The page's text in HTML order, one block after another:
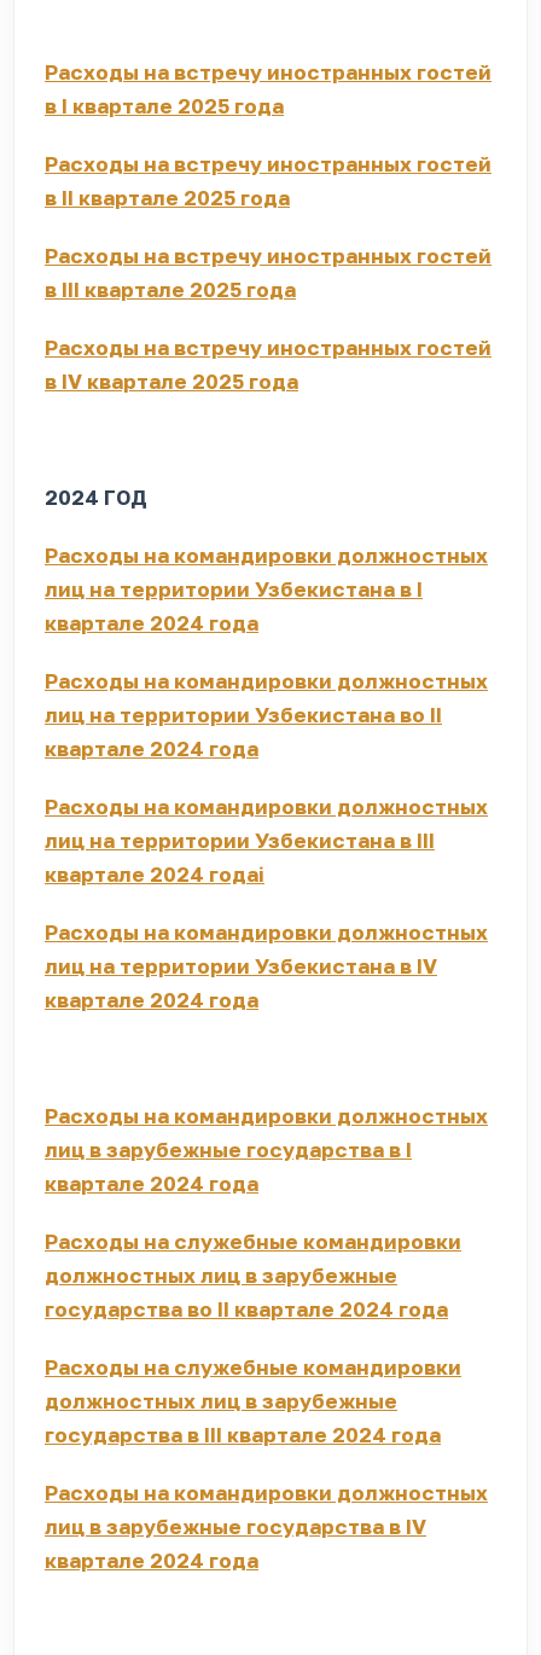
Расходы на встречу иностранных гостей
в I квартале 2025 года
Расходы на встречу иностранных гостей
в II квартале 2025 года
Расходы на встречу иностранных гостей
в III квартале 2025 года
Расходы на встречу иностранных гостей
в IV квартале 2025 года
2024 ГОД
Расходы на командировки должностных
лиц на территории Узбекистана в I
квартале 2024 года
Расходы на командировки должностных
лиц на территории Узбекистана во II
квартале 2024 года
Расходы на командировки должностных
лиц на территории Узбекистана в III
квартале 2024 годаi
Расходы на командировки должностных
лиц на территории Узбекистана в IV
квартале 2024 года
Расходы на командировки должностных
лиц в зарубежные государства в I
квартале 2024 года
Расходы на служебные командировки
должностных лиц в зарубежные
государства во II квартале 2024 года
Расходы на служебные командировки
должностных лиц в зарубежные
государства в III квартале 2024 года
Расходы на командировки должностных
лиц в зарубежные государства в IV
квартале 2024 года